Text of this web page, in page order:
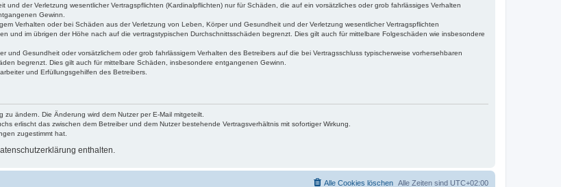
der Verletzung wesentlicher Vertragspflichten (Kardinalpflichten) nur für Schäden, die auf ein vorsätzliches oder grob fahrlässiges Verhalten
Gewinn.
Verhalten oder bei Schäden aus der Verletzung von Leben, Körper und Gesundheit und der Verletzung wesentlicher Vertragspflichten
und im übrigen der Höhe nach auf die vertragstypischen Durchschnittsschäden begrenzt. Dies gilt auch für mittelbare Folgeschäden wie insbesondere
Gesundheit oder vorsätzlichem oder grob fahrlässigem Verhalten des Betreibers auf die bei Vertragsschluss typischerweise vorhersehbaren
begrenzt. Dies gilt auch für mittelbare Schäden, insbesondere entgangenen Gewinn.
und Erfüllungsgehilfen des Betreibers.
ändern. Die Änderung wird dem Nutzer per E-Mail mitgeteilt.
erlischt das zwischen dem Betreiber und dem Nutzer bestehende Vertragsverhältnis mit sofortiger Wirkung.
zugestimmt hat.
enthalten.
Alle Zeiten sind UTC+02:00
Alle Cookies löschen